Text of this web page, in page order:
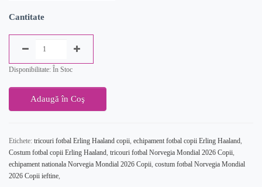
Cantitate
Disponibilitate: În Stoc
Adaugă în Coş
Etichete: tricouri fotbal Erling Haaland copii, echipament fotbal copii Erling Haaland,
Costum fotbal copii Erling Haaland, tricouri fotbal Norvegia Mondial 2026 Copii,
echipament nationala Norvegia Mondial 2026 Copii, costum fotbal Norvegia Mondial
2026 Copii ieftine,